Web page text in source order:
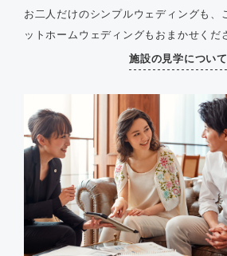
お二人だけのシンプルウェディングも、
ットホームウェディングもおまかせくだ
施設の見学について